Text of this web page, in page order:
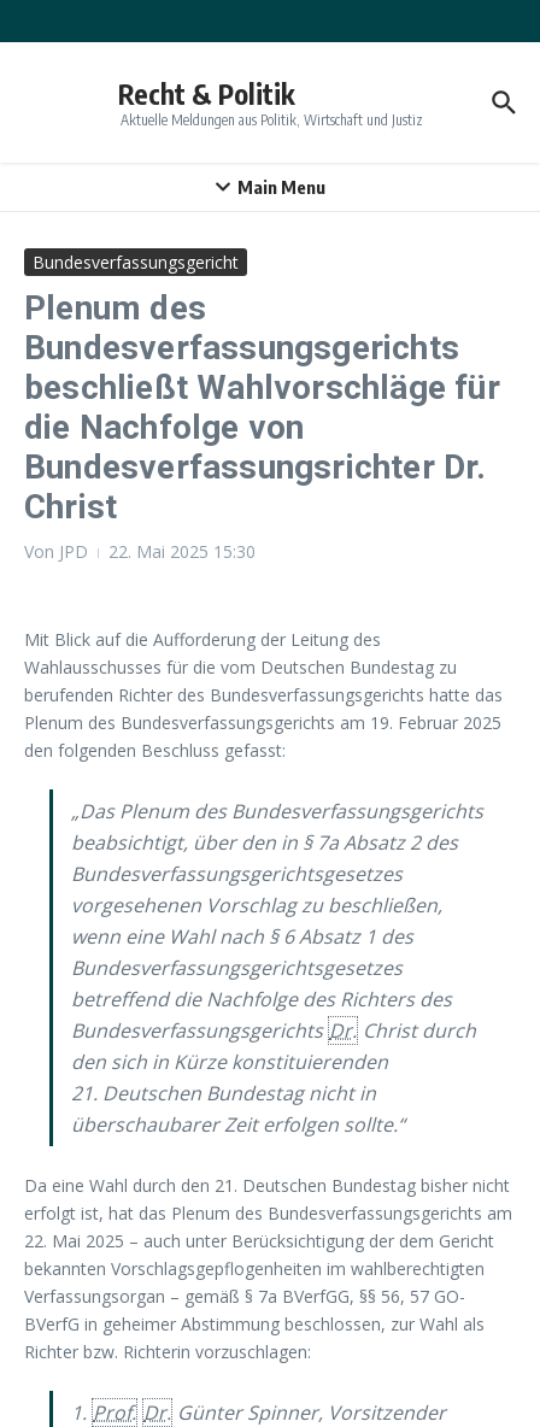
Recht & Politik
Aktuelle Meldungen aus Politik, Wirtschaft und Justiz
Main Menu
Bundesverfassungsgericht
Plenum des
Bundesverfassungsgerichts
beschließt Wahlvorschläge für
die Nachfolge von
Bundesverfassungsrichter Dr.
Christ
Von JPD 22. Mai 2025 15:30
Mit Blick auf die Aufforderung der Leitung des
Wahlausschusses für die vom Deutschen Bundestag zu
berufenden Richter des Bundesverfassungsgerichts hatte das
Plenum des Bundesverfassungsgerichts am 19. Februar 2025
den folgenden Beschluss gefasst:
„Das Plenum des Bundesverfassungsgerichts
beabsichtigt, über den in § 7a Absatz 2 des
Bundesverfassungsgerichtsgesetzes
vorgesehenen Vorschlag zu beschließen,
wenn eine Wahl nach § 6 Absatz 1 des
Bundesverfassungsgerichtsgesetzes
betreffend die Nachfolge des Richters des
Bundesverfassungsgerichts Dr. Christ durch
den sich in Kürze konstituierenden
21. Deutschen Bundestag nicht in
überschaubarer Zeit erfolgen sollte.“
Da eine Wahl durch den 21. Deutschen Bundestag bisher nicht
erfolgt ist, hat das Plenum des Bundesverfassungsgerichts am
22. Mai 2025 – auch unter Berücksichtigung der dem Gericht
bekannten Vorschlagsgepflogenheiten im wahlberechtigten
Verfassungsorgan – gemäß § 7a BVerfGG, §§ 56, 57 GO-
BVerfG in geheimer Abstimmung beschlossen, zur Wahl als
Richter bzw. Richterin vorzuschlagen:
1. Prof. Dr. Günter Spinner, Vorsitzender